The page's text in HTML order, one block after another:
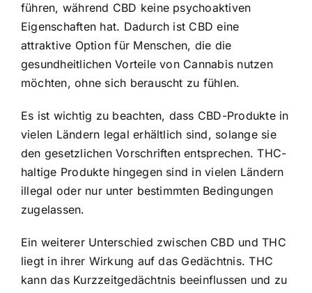
führen, während CBD keine psychoaktiven
Eigenschaften hat. Dadurch ist CBD eine
attraktive Option für Menschen, die die
gesundheitlichen Vorteile von Cannabis nutzen
möchten, ohne sich berauscht zu fühlen.
Es ist wichtig zu beachten, dass CBD-Produkte in
vielen Ländern legal erhältlich sind, solange sie
den gesetzlichen Vorschriften entsprechen. THC-
haltige Produkte hingegen sind in vielen Ländern
illegal oder nur unter bestimmten Bedingungen
zugelassen.
Ein weiterer Unterschied zwischen CBD und THC
liegt in ihrer Wirkung auf das Gedächtnis. THC
kann das Kurzzeitgedächtnis beeinflussen und zu